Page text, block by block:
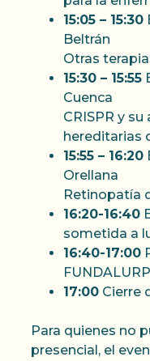
15:05 – 15:30
Beltrán
Otras
15:30 – 15:55
Cuenca
CRISPR y
hereditarias
15:55 – 16:20
Orellana
Retinopatía
16:20-16:40
sometida a
16:40-17:00
FUNDALURP
17:00 Cierre
Para quienes no
presencial, el